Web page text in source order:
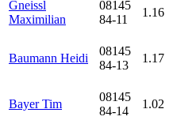
Gneissl
Maximilian
08145
84-11
1.16
Baumann Heidi
08145
84-13
1.17
Bayer Tim
08145
84-14
1.02